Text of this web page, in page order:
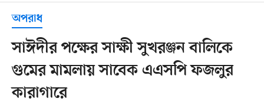
অপরাধ
সাঈদীর পক্ষের সাক্ষী সুখরঞ্জন বালিকে
গুমের মামলায় সাবেক এএসপি ফজলুর
কারাগারে